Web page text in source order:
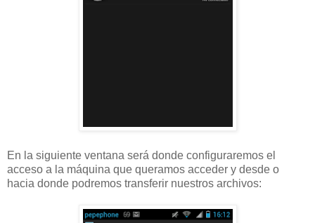
En la siguiente ventana será donde configuraremos el
acceso a la máquina que queramos acceder y desde o
hacia donde podremos transferir nuestros archivos: